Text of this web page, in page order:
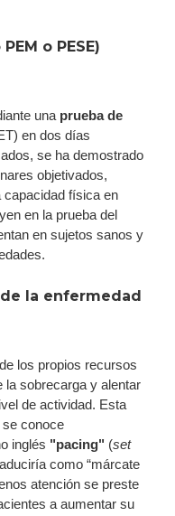
o PESE)
una prueba de
en dos días
se ha demostrado
objetivados,
capacidad física en
en la prueba del
en sujetos sanos y
la enfermedad
los propios recursos
la sobrecarga y alentar
de actividad. Esta
se conoce
inglés "pacing" (set
como “márcate
atención se preste
a aumentar su